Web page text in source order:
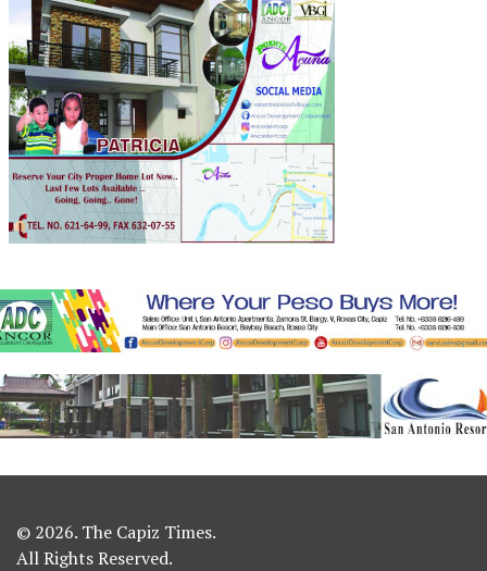
© 2026. The Capiz Times.
All Rights Reserved.